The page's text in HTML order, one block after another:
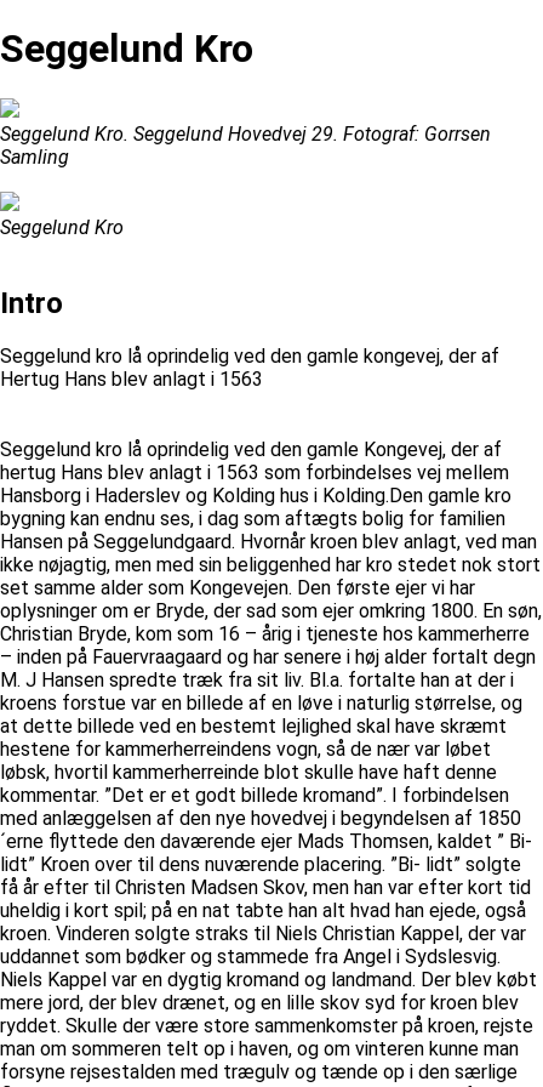
Seggelund Kro
Seggelund Kro. Seggelund Hovedvej 29. Fotograf: Gorrsen
Samling
Seggelund Kro
Intro
Seggelund kro lå oprindelig ved den gamle kongevej, der af
Hertug Hans blev anlagt i 1563
Seggelund kro lå oprindelig ved den gamle Kongevej, der af
hertug Hans blev anlagt i 1563 som forbindelses vej mellem
Hansborg i Haderslev og Kolding hus i Kolding.Den gamle kro
bygning kan endnu ses, i dag som aftægts bolig for familien
Hansen på Seggelundgaard. Hvornår kroen blev anlagt, ved man
ikke nøjagtig, men med sin beliggenhed har kro stedet nok stort
set samme alder som Kongevejen. Den første ejer vi har
oplysninger om er Bryde, der sad som ejer omkring 1800. En søn,
Christian Bryde, kom som 16 – årig i tjeneste hos kammerherre
– inden på Fauervraagaard og har senere i høj alder fortalt degn
M. J Hansen spredte træk fra sit liv. Bl.a. fortalte han at der i
kroens forstue var en billede af en løve i naturlig størrelse, og
at dette billede ved en bestemt lejlighed skal have skræmt
hestene for kammerherreindens vogn, så de nær var løbet
løbsk, hvortil kammerherreinde blot skulle have haft denne
kommentar. ”Det er et godt billede kromand”. I forbindelsen
med anlæggelsen af den nye hovedvej i begyndelsen af 1850
´erne flyttede den daværende ejer Mads Thomsen, kaldet ” Bi-
lidt” Kroen over til dens nuværende placering. ”Bi- lidt” solgte
få år efter til Christen Madsen Skov, men han var efter kort tid
uheldig i kort spil; på en nat tabte han alt hvad han ejede, også
kroen. Vinderen solgte straks til Niels Christian Kappel, der var
uddannet som bødker og stammede fra Angel i Sydslesvig.
Niels Kappel var en dygtig kromand og landmand. Der blev købt
mere jord, der blev drænet, og en lille skov syd for kroen blev
ryddet. Skulle der være store sammenkomster på kroen, rejste
man om sommeren telt op i haven, og om vinteren kunne man
forsyne rejsestalden med trægulv og tænde op i den særlige